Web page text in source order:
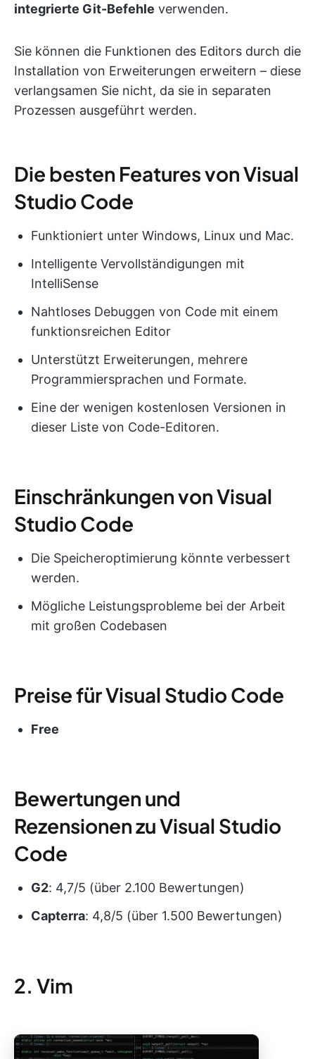
integrierte Git-Befehle verwenden.
Sie können die Funktionen des Editors durch die
Installation von Erweiterungen erweitern – diese
verlangsamen Sie nicht, da sie in separaten
Prozessen ausgeführt werden.
Die besten Features von Visual
Studio Code
Funktioniert unter Windows, Linux und Mac.
Intelligente Vervollständigungen mit
IntelliSense
Nahtloses Debuggen von Code mit einem
funktionsreichen Editor
Unterstützt Erweiterungen, mehrere
Programmiersprachen und Formate.
Eine der wenigen kostenlosen Versionen in
dieser Liste von Code-Editoren.
Einschränkungen von Visual
Studio Code
Die Speicheroptimierung könnte verbessert
werden.
Mögliche Leistungsprobleme bei der Arbeit
mit großen Codebasen
Preise für Visual Studio Code
Free
Bewertungen und
Rezensionen zu Visual Studio
Code
G2: 4,7/5 (über 2.100 Bewertungen)
Capterra: 4,8/5 (über 1.500 Bewertungen)
2. Vim